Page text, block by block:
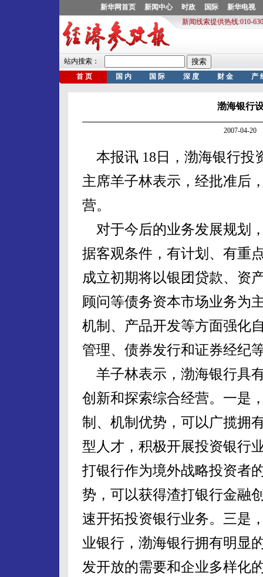
渤海银行
2007-04-20
本报讯 18日，渤海银行投
主席羊子林表示，经批准后
营。
对于今后的业务发展规划
据客观条件，有计划、有重
成立初期将以银团贷款、资
顾问等债务资本市场业务为
机制、产品开发等方面强化
管理、债券发行和证券经纪
羊子林表示，渤海银行具
创新和探索综合经营。一是
制、机制优势，可以广揽拥
型人才，积极开展投资银行
打银行作为境外战略投资者
势，可以获得渣打银行金融
速开拓投资银行业务。三是
业银行，渤海银行拥有明显
发开放的需要和企业多样化